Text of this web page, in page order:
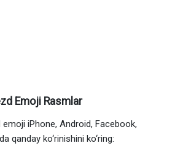
Emoji Rasmlar
iPhone, Android, Facebook,
qanday ko‘rinishini ko‘ring: